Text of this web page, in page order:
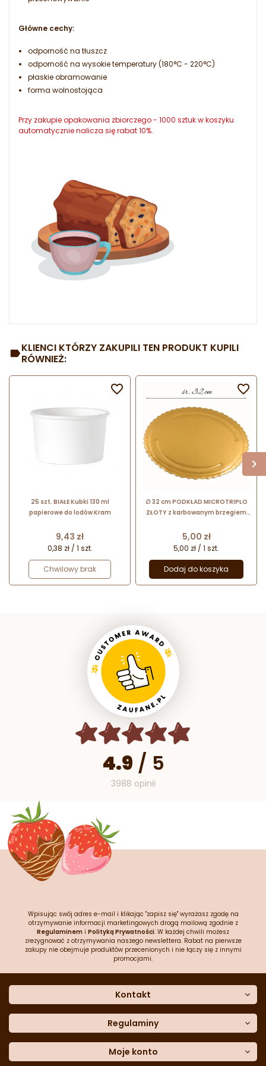
Główne cechy:
odporność na tłuszcz
odporność na wysokie temperatury (180°C - 220°C)
płaskie obramowanie
forma wolnostojąca
Przy zakupie opakowania zbiorczego - 1000 sztuk w koszyku
automatycznie nalicza się rabat 10%.
KLIENCI KTÓRZY ZAKUPILI TEN PRODUKT KUPILI
RÓWNIEŻ:
25 szt. BIAŁE Kubki 130 ml
papierowe do lodów Kram
Cena
9,43 zł
0,38 zł / 1 szt.
Chwilowy brak

∅ 32 cm PODKŁAD MICROTRIPLO
ZŁOTY z karbowanym brzegiem
Cena
5,00 zł
5,00 zł / 1 szt.
Dodaj do koszyka

4.9 / 5
3988 opinii
Wpisując swój adres e-mail i klikając "zapisz się" wyrażasz zgodę na
otrzymywanie informacji marketingowych drogą mailową zgodnie z
Regulaminem i Polityką Prywatności. W każdej chwili możesz
zrezygnować z otrzymywania naszego newslettera. Rabat na pierwsze
zakupy nie obejmuje produktów przecenionych i nie łączy się z innymi
promocjami.
Kontakt
Dane kontaktowe
Często zadawane pytania
Sklep stacjonarny
Formularz kontaktowy
Regulaminy
Polityka prywatności
Moje konto